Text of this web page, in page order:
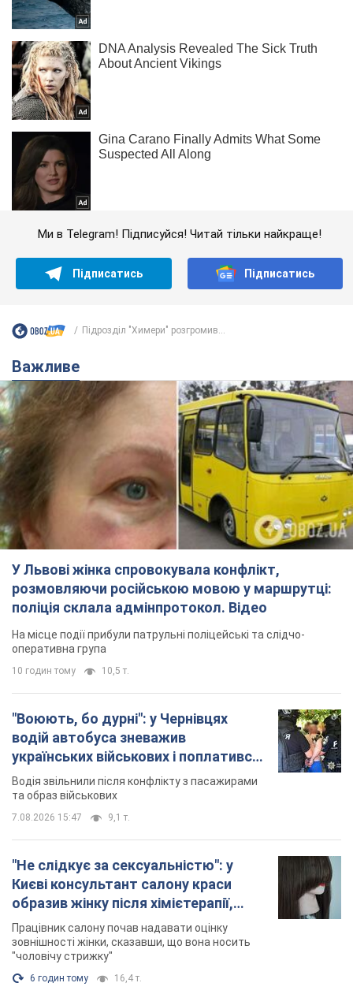
Ми в Telegram! Підписуйся! Читай тільки найкраще!
Підписатись Підписатись
Підрозділ "Химери" розгромив...
Важливе
У Львові жінка спровокувала конфлікт,
розмовляючи російською мовою у маршрутці:
поліція склала адмінпротокол. Відео
На місце події прибули патрульні поліцейські та слідчо-
оперативна група
10 годин тому 10,5 т.
"Воюють, бо дурні": у Чернівцях
водій автобуса зневажив
українських військових і поплатився.
Відео
Водія звільнили після конфлікту з пасажирами
та образ військових
7.08.2026 15:47 9,1 т.
"Не слідкує за сексуальністю": у
Києві консультант салону краси
образив жінку після хімієтерапії,
розгорівся скандал. Фото
Працівник салону почав надавати оцінку
зовнішності жінки, сказавши, що вона носить
"чоловічу стрижку"
6 годин тому 16,4 т.